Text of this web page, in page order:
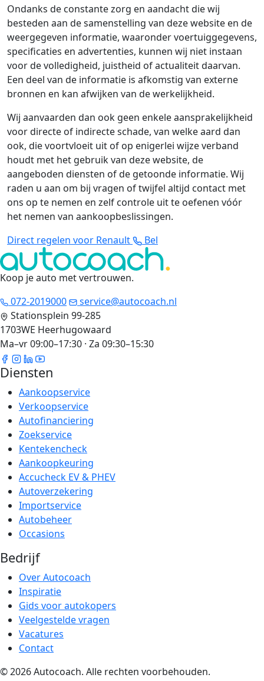
Ondanks de constante zorg en aandacht die wij
besteden aan de samenstelling van deze website en de
weergegeven informatie, waaronder voertuiggegevens,
specificaties en advertenties, kunnen wij niet instaan
voor de volledigheid, juistheid of actualiteit daarvan.
Een deel van de informatie is afkomstig van externe
bronnen en kan afwijken van de werkelijkheid.
Wij aanvaarden dan ook geen enkele aansprakelijkheid
voor directe of indirecte schade, van welke aard dan
ook, die voortvloeit uit of op enigerlei wijze verband
houdt met het gebruik van deze website, de
aangeboden diensten of de getoonde informatie. Wij
raden u aan om bij vragen of twijfel altijd contact met
ons op te nemen en zelf controle uit te oefenen vóór
het nemen van aankoopbeslissingen.
Direct regelen voor Renault
Bel
Koop je auto met vertrouwen.
072-2019000
service@autocoach.nl
Stationsplein 99-285
1703WE Heerhugowaard
Ma–vr 09:00–17:30 · Za 09:30–15:30
Diensten
Aankoopservice
Verkoopservice
Autofinanciering
Zoekservice
Kentekencheck
Aankoopkeuring
Accucheck EV & PHEV
Autoverzekering
Importservice
Autobeheer
Occasions
Bedrijf
Over Autocoach
Inspiratie
Gids voor autokopers
Veelgestelde vragen
Vacatures
Contact
© 2026 Autocoach. Alle rechten voorbehouden.